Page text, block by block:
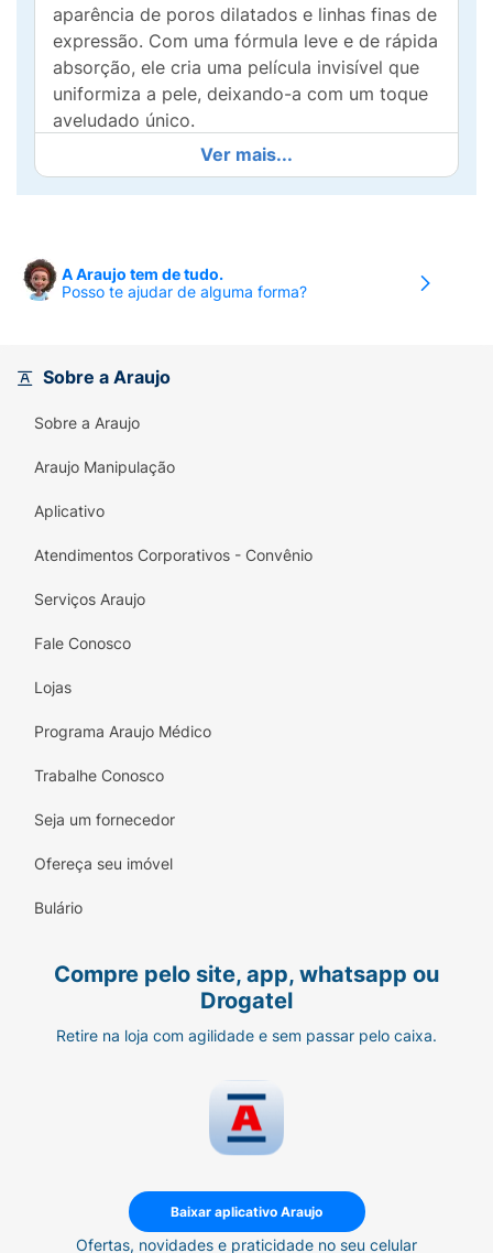
aparência de poros dilatados e linhas finas de
expressão. Com uma fórmula leve e de rápida
absorção, ele cria uma película invisível que
uniformiza a pele, deixando-a com um toque
aveludado único.
Além do efeito blur instantâneo, ele atua no
controle da oleosidade ao longo do dia,
ou derreter. É o produto indispensável para
quem busca alta performance, sofisticação e
Por que você vai amar?
Efeito Blur Imediato:
imperfeições instantaneamente.
Textura Aveludada:
consideravelmente a durabilidade da
sequinha e com acabamento matte
confortável.
Embalagem Prática:
sem desperdício.
Ver mais...
A Araujo tem de tudo.
Posso te ajudar de alguma forma?
Sobre a Araujo
Sobre a Araujo
Araujo Manipulação
Aplicativo
Atendimentos Corporativos - Convênio
Serviços Araujo
Fale Conosco
Lojas
Programa Araujo Médico
Trabalhe Conosco
Seja um fornecedor
Ofereça seu imóvel
Bulário
Compre pelo site, app, whatsapp ou
Drogatel
Retire na loja com agilidade e sem passar pelo caixa.
Baixar aplicativo Araujo
Ofertas, novidades e praticidade no seu celular